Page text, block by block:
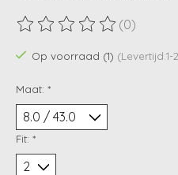
De beoordeling van dit
(0)
Op voorraad (1)
Maat: *
Fit: *